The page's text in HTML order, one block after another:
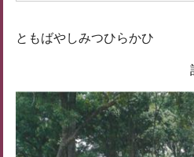
ともばやしみつひらかひ